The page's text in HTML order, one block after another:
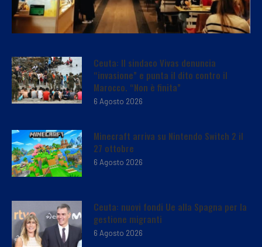
Ceuta: Il sindaco Vivas denuncia
“invasione” e punta il dito contro il
Marocco. “Non è finita”
6 Agosto 2026
Minecraft arriva su Nintendo Switch 2 il
27 ottobre
6 Agosto 2026
Ceuta: nuovi fondi Ue alla Spagna per la
gestione migranti
6 Agosto 2026